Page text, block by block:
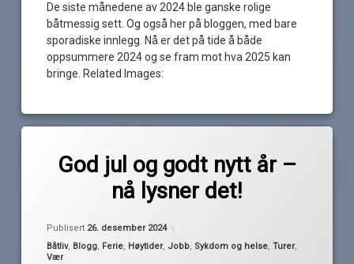
De siste månedene av 2024 ble ganske rolige
båtmessig sett. Og også her på bloggen, med bare
sporadiske innlegg. Nå er det på tide å både
oppsummere 2024 og se fram mot hva 2025 kan
bringe. Related Images:
God jul og godt nytt år –
nå lysner det!
Publisert 26. desember 2024
Kategorier:
Båtliv, Blogg, Ferie, Høytider, Jobb, Sykdom og helse,Turer,
Vær
kommentar
godt
nytt
år